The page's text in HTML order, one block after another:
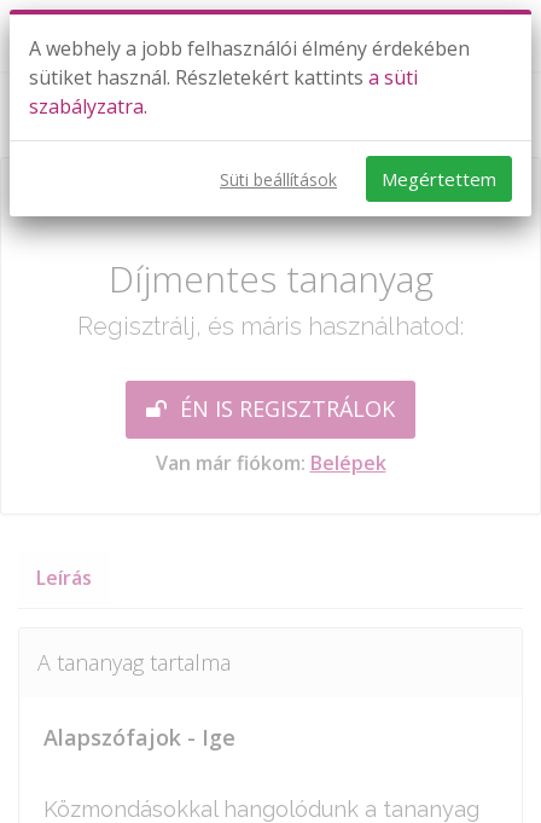
Már csak egy lépés:
Díjmentes tananyag
Regisztrálj, és máris használhatod:
ÉN IS REGISZTRÁLOK
Van már fiókom: Belépek
Leírás
A tananyag tartalma
Alapszófajok - Ige
Közmondásokkal hangolódunk a tananyag
A webhely a jobb felhasználói élmény érdekében
sütiket használ. Részletekért kattints a süti
szabályzatra.
Süti beállítások Megértettem